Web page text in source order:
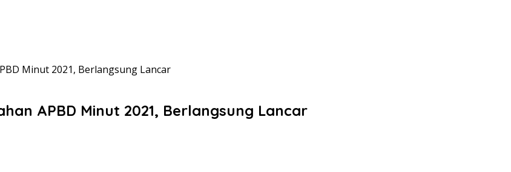
Minut 2021, Berlangsung Lancar
APBD Minut 2021, Berlangsung Lancar